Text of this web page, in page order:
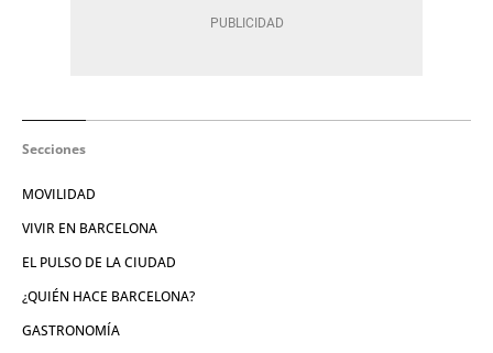
Secciones
MOVILIDAD
VIVIR EN BARCELONA
EL PULSO DE LA CIUDAD
¿QUIÉN HACE BARCELONA?
GASTRONOMÍA